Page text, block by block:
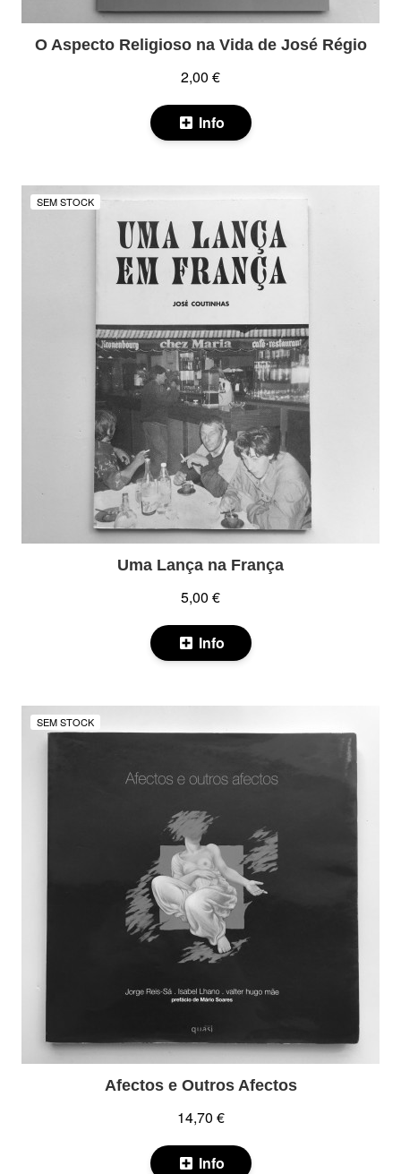
O Aspecto Religioso na Vida de José Régio
2,00 €
Info
SEM STOCK
Uma Lança na França
5,00 €
Info
SEM STOCK
Afectos e Outros Afectos
14,70 €
Info